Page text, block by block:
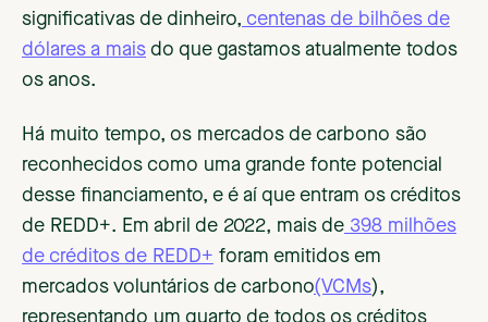
significativas de dinheiro, centenas de bilhões de
dólares a mais do que gastamos atualmente todos
os anos.
Há muito tempo, os mercados de carbono são
reconhecidos como uma grande fonte potencial
desse financiamento, e é aí que entram os créditos
de REDD+. Em abril de 2022, mais de 398 milhões
de créditos de REDD+ foram emitidos em
mercados voluntários de carbono(VCMs),
representando um quarto de todos os créditos